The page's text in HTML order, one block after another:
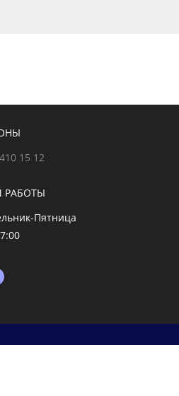
15 12
РАБОТЫ
Пятница